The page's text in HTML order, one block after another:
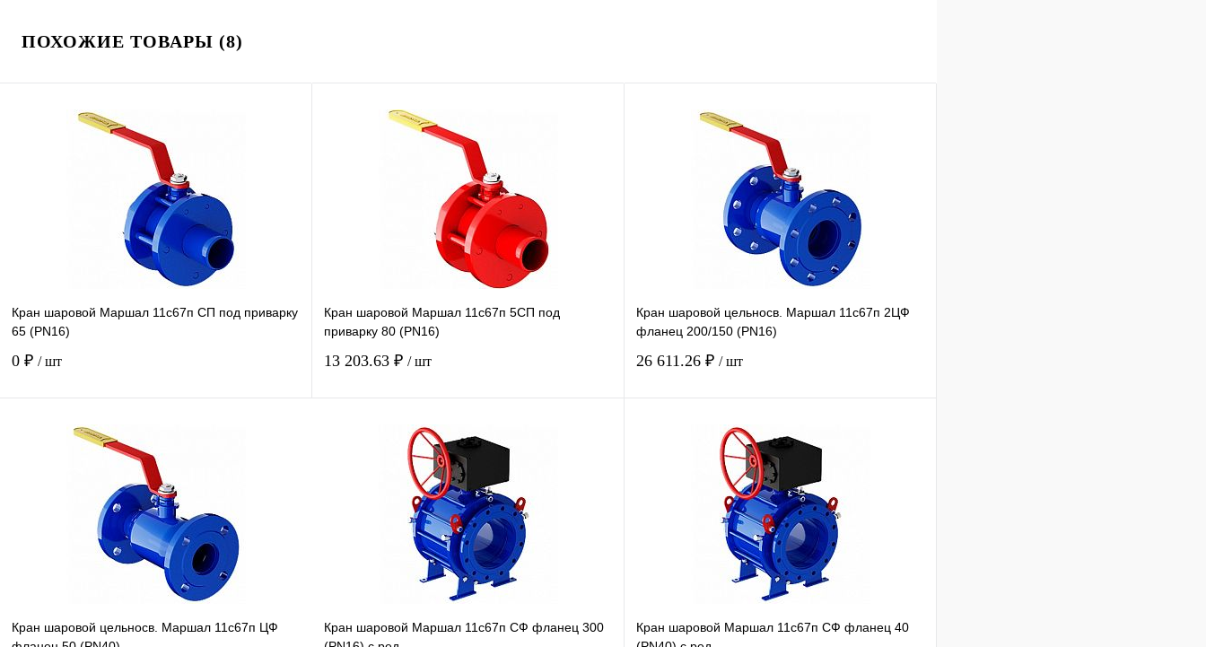
ПОХОЖИЕ ТОВАРЫ (8)
Кран шаровой Маршал 11с67п СП под приварку
65 (PN16)
0 ₽ / шт
Купить в 1 клик
В наличии
Кран шаровой Маршал 11с67п 5СП под
приварку 80 (PN16)
13 203.63 ₽ / шт
Купить в 1 клик
В наличии
Кран шаровой цельносв. Маршал 11с67п 2ЦФ
фланец 200/150 (PN16)
26 611.26 ₽ / шт
Купить в 1 клик
В наличии
Кран шаровой цельносв. Маршал 11с67п ЦФ
Кран шаровой Маршал 11с67п СФ фланец 300
Кран шаровой Маршал 11с67п СФ фланец 40